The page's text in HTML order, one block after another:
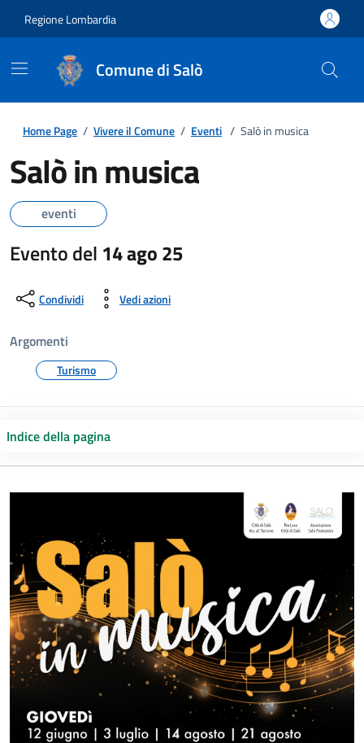
Regione Lombardia
Comune di Salò
Home Page / Vivere il Comune / Eventi / Salò in musica
Salò in musica
eventi
Evento del 14 ago 25
Condividi Vedi azioni
Argomenti
Turismo
Indice della pagina